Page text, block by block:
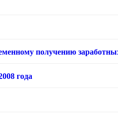
получению
года